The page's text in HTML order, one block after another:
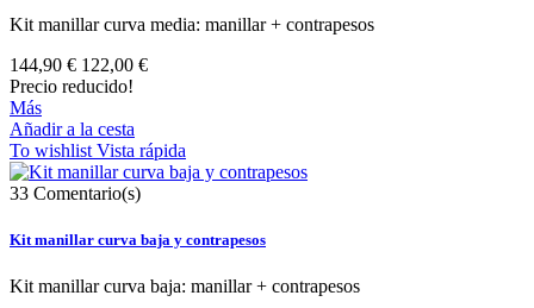
Kit manillar curva media: manillar + contrapesos
144,90 € 122,00 €
Precio reducido!
Más
Añadir a la cesta
To wishlist Vista rápida
33 Comentario(s)
Kit manillar curva baja y contrapesos
Kit manillar curva baja: manillar + contrapesos